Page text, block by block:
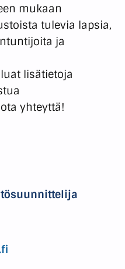
mukaan
tulevia lapsia,
ja
lisätietoja
yhteyttä!